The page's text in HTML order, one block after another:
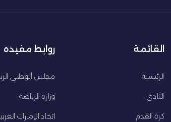
القائمة
الرئيسية
النادي
كرة القدم
روابط مفيده
مجلس أبوظبي
وزارة الرياضة
اتحاد الإمارات